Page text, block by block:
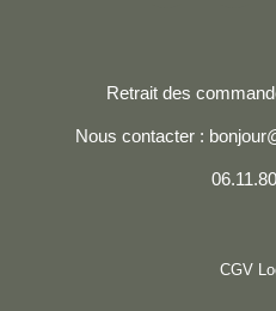
Retrait des
Nous contacter :
CGV